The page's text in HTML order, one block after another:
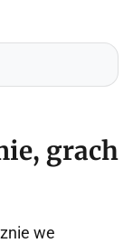
grach
we